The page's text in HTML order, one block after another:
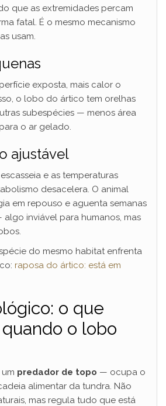
que as extremidades percam
fatal. É o mesmo mecanismo
usam.
exposta, mais calor o
o lobo do ártico tem orelhas
subespécies — menos área
o ar gelado.
ajustável
e as temperaturas
desacelera. O animal
em repouso e aguenta semanas
algo inviável para humanos, mas
do mesmo habitat enfrenta
raposa do ártico: está em
o que
o lobo
predador de topo — ocupa o
alimentar da tundra. Não
mas regula tudo que está